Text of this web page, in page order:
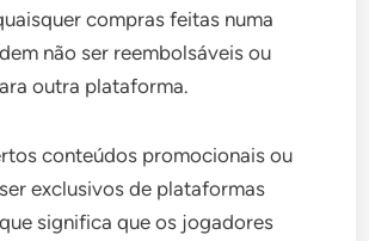
compras feitas numa
não ser reembolsáveis ou
outra plataforma.
conteúdos promocionais ou
exclusivos de plataformas
significa que os jogadores